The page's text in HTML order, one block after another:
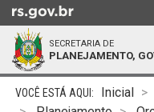
para
conteúdo
SECRETARIA DE
PLANEJAMENTO,
Início
Inicial